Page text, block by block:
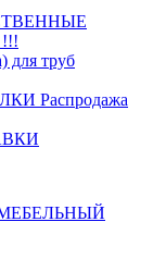
труб
Распродажа
МЕБЕЛЬНЫЙ